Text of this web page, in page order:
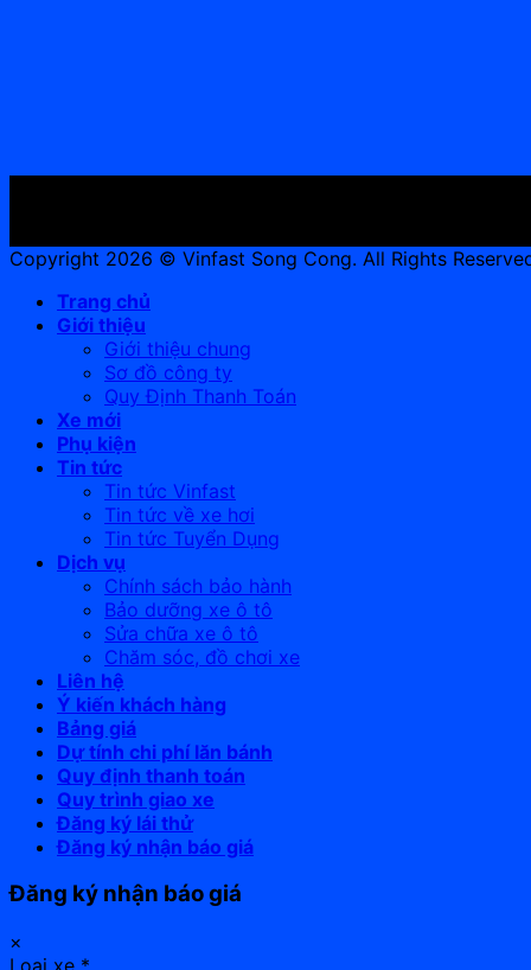
Copyright 2026 © Vinfast Song Cong. All Rights
Trang chủ
Giới thiệu
Giới thiệu chung
Sơ đồ công ty
Quy Định Thanh Toán
Xe mới
Phụ kiện
Tin tức
Tin tức Vinfast
Tin tức về xe hơi
Tin tức Tuyển Dụng
Dịch vụ
Chính sách bảo hành
Bảo dưỡng xe ô tô
Sửa chữa xe ô tô
Chăm sóc, đồ chơi xe
Liên hệ
Ý kiến khách hàng
Bảng giá
Dự tính chi phí lăn bánh
Quy định thanh toán
Quy trình giao xe
Đăng ký lái thử
Đăng ký nhận báo giá
Đăng ký nhận báo giá
×